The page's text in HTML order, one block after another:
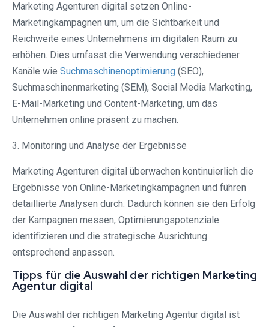
Marketing Agenturen digital setzen Online-
Marketingkampagnen um, um die Sichtbarkeit und
Reichweite eines Unternehmens im digitalen Raum zu
erhöhen. Dies umfasst die Verwendung verschiedener
Kanäle wie Suchmaschinenoptimierung (SEO),
Suchmaschinenmarketing (SEM), Social Media Marketing,
E-Mail-Marketing und Content-Marketing, um das
Unternehmen online präsent zu machen.
3. Monitoring und Analyse der Ergebnisse
Marketing Agenturen digital überwachen kontinuierlich die
Ergebnisse von Online-Marketingkampagnen und führen
detaillierte Analysen durch. Dadurch können sie den Erfolg
der Kampagnen messen, Optimierungspotenziale
identifizieren und die strategische Ausrichtung
entsprechend anpassen.
Tipps für die Auswahl der richtigen Marketing
Agentur digital
Die Auswahl der richtigen Marketing Agentur digital ist